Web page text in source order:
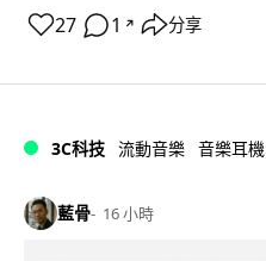
27 1 ↗ 分享
3C科技 流動音樂 音樂耳機
藍骨 16 小時